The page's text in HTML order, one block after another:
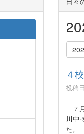
４
投稿
７
川中
た。